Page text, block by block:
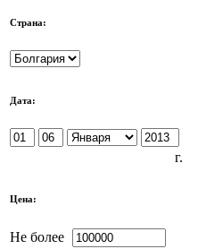
Страна:
Дата:
г.
Цена:
Не более